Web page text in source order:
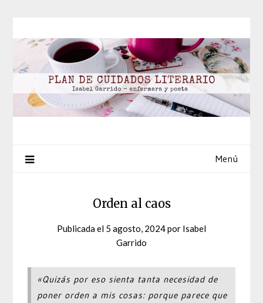
contenido
Menú
Orden al caos
Publicada el 5 agosto, 2024por Isabel
Garrido
«Quizás por eso sienta tanta necesidad de
poner orden a mis cosas: porque parece que